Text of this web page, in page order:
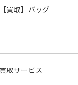
【買取】バッグ
買取サービス